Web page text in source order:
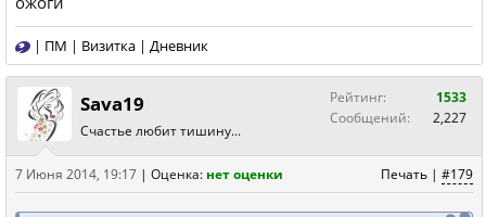
| ПМ | Визитка | Дневник
Sava19
Счастье любит тишину...
Рейтинг:
1533
Сообщений:
2,227
Печать | #179
7 Июня 2014, 19:17 | Оценка: нет оценки